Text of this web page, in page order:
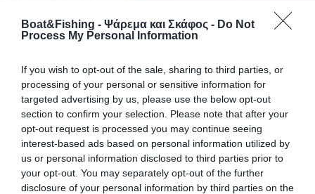
Boat&Fishing - Ψάρεμα και Σκάφος - Do Not
Process My Personal Information
If you wish to opt-out of the sale, sharing to third parties, or
processing of your personal or sensitive information for
targeted advertising by us, please use the below opt-out
section to confirm your selection. Please note that after your
opt-out request is processed you may continue seeing
interest-based ads based on personal information utilized by
us or personal information disclosed to third parties prior to
your opt-out. You may separately opt-out of the further
disclosure of your personal information by third parties on the
H +πλευση στην Τήλο | Το λιμανάκι που
«έτρεχε» με ρυθμούς Αθήνας!